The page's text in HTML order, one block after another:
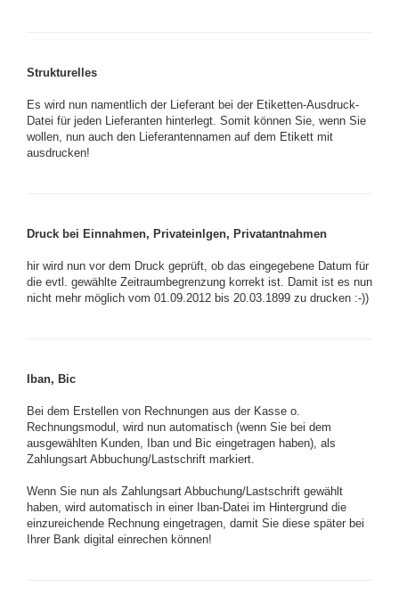
Strukturelles
Es wird nun namentlich der Lieferant bei der Etiketten-Ausdruck-
Datei für jeden Lieferanten hinterlegt. Somit können Sie, wenn Sie
wollen, nun auch den Lieferantennamen auf dem Etikett mit
ausdrucken!
Druck bei Einnahmen, Privateinlgen, Privatantnahmen
hir wird nun vor dem Druck geprüft, ob das eingegebene Datum für
die evtl. gewählte Zeitraumbegrenzung korrekt ist. Damit ist es nun
nicht mehr möglich vom 01.09.2012 bis 20.03.1899 zu drucken :-))
Iban, Bic
Bei dem Erstellen von Rechnungen aus der Kasse o.
Rechnungsmodul, wird nun automatisch (wenn Sie bei dem
ausgewählten Kunden, Iban und Bic eingetragen haben), als
Zahlungsart Abbuchung/Lastschrift markiert.
Wenn Sie nun als Zahlungsart Abbuchung/Lastschrift gewählt
haben, wird automatisch in einer Iban-Datei im Hintergrund die
einzureichende Rechnung eingetragen, damit Sie diese später bei
Ihrer Bank digital einrechen können!